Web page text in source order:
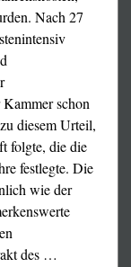
Das ist der Post
2026.
Nach 27
schon
diesem Urteil,
folgte, die die
festlegte. Die
wie der
des …